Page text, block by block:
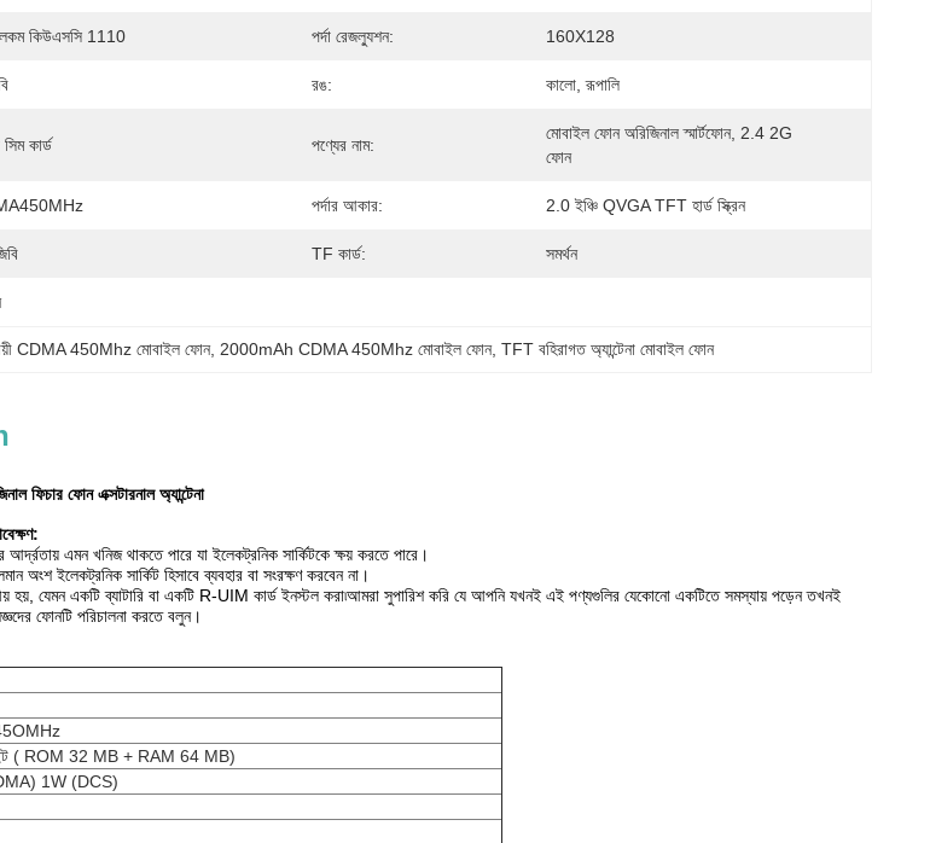
কিউএসসি 1110 পর্দা রেজল্যুশন: 160X128
রঙ: কালো, রূপালি
কার্ড পণ্যের নাম:
মোবাইল ফোন অরিজিনাল স্মার্টফোন, 2.4 2G
ফোন
পর্দার আকার: 2.0 ইঞ্চি QVGA TFT হার্ড স্ক্রিন
TF কার্ড: সমর্থন
CDMA 450Mhz মোবাইল ফোন, 2000mAh CDMA 450Mhz মোবাইল ফোন, TFT বহিরাগত অ্যান্টেনা মোবাইল ফোন
ফিচার ফোন এক্সটারনাল অ্যান্টেনা
এমন খনিজ থাকতে পারে যা ইলেকট্রনিক সার্কিটকে ক্ষয় করতে পারে।
অংশ ইলেকট্রনিক সার্কিট হিসাবে ব্যবহার বা সংরক্ষণ করবেন না।
হয়, যেমন একটি ব্যাটারি বা একটি R-UIM কার্ড ইনস্টল করা৷আমরা সুপারিশ করি যে আপনি যখনই এই পণ্যগুলির যেকোনো একটিতে সমস্যায় পড়েন তখনই
ফোনটি পরিচালনা করতে বলুন।
( ROM 32 MB + RAM 64 MB)
1W (DCS)